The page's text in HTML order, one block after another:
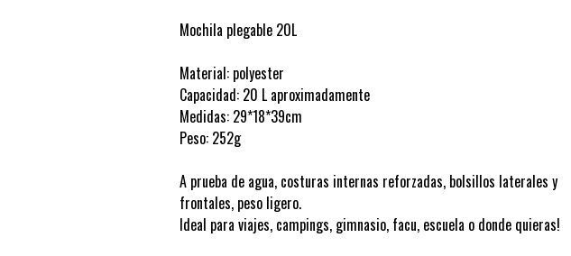
Mochila plegable 20L
Material: polyester
Capacidad: 20 L aproximadamente
Medidas: 29*18*39cm
Peso: 252g
A prueba de agua, costuras internas reforzadas, bolsillos laterales y
frontales, peso ligero.
Ideal para viajes, campings, gimnasio, facu, escuela o donde quieras!